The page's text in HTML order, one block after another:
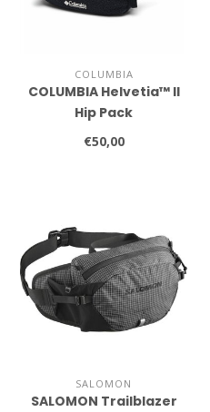
COLUMBIA
COLUMBIA Helvetia™ II
Hip Pack
€50,00
SALOMON
SALOMON Trailblazer